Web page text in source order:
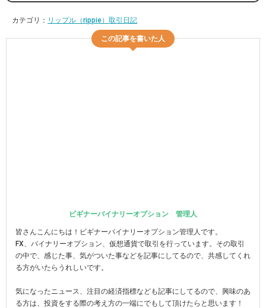
カテゴリ： リップル（rippie）取引日記
この記事を書いた人
ビギナーバイナリーオプション 管理人
皆さんこんにちは！ビギナーバイナリーオプション管理人です。
FX、バイナリーオプション、仮想通貨で取引を行っています。その取引
の中で、感じた事、気がついた事などを記事にしてるので、共感してくれ
る方がいたらうれしいです。
気になったニュース、注目の経済指標なども記事にしてるので、興味のあ
る方は、投資をする際の考え方の一端にでもして頂けたらと思います！